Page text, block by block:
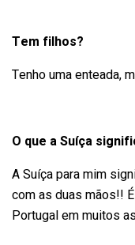
Tem filhos?
Tenho uma enteada,
O que a Suíça
A Suíça para mim
com as duas mãos!!
Portugal em muitos